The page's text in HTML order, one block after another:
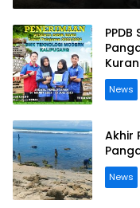
News
Akhir
News